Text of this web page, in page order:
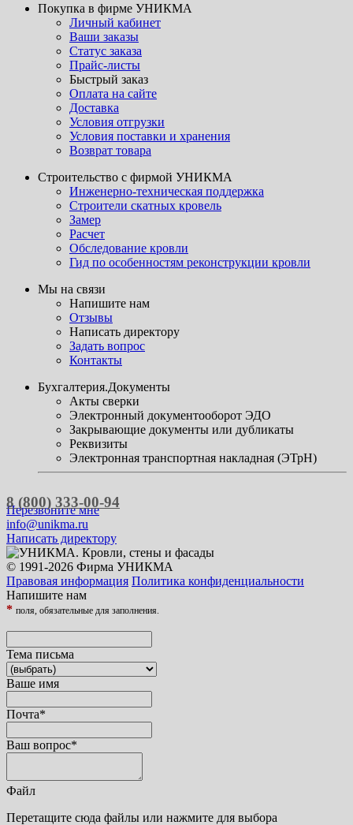
Покупка в фирме УНИКМА
Личный кабинет
Ваши заказы
Статус заказа
Прайс-листы
Быстрый заказ
Оплата на сайте
Доставка
Условия отгрузки
Условия поставки и хранения
Возврат товара
Строительство с фирмой УНИКМА
Инженерно-техническая поддержка
Строители скатных кровель
Замер
Расчет
Обследование кровли
Гид по особенностям реконструкции кровли
Мы на связи
Напишите нам
Отзывы
Написать директору
Задать вопрос
Контакты
Бухгалтерия.Документы
Акты сверки
Электронный документооборот ЭДО
Закрывающие документы или дубликаты
Реквизиты
Электронная транспортная накладная (ЭТрН)
8 (800) 333-00-94
Перезвоните мне
info@unikma.ru
Написать директору
© 1991-2026 Фирма УНИКМА
Правовая информация Политика конфиденциальности
Напишите нам
* поля, обязательные для заполнения.
Тема письма
Ваше имя
Почта*
Ваш вопрос*
Файл
Перетащите сюда файлы или нажмите для выбора